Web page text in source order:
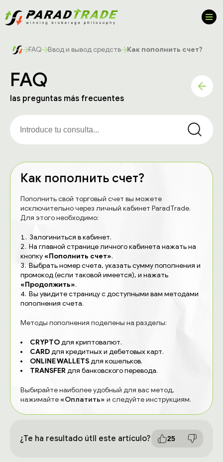
FAQ Ввод и вывод средств Как пополнить счет?
FAQ
las preguntas más frecuentes
Как пополнить счет?
Пополнить свой торговый счет вы можете
исключительно через личный кабинет ParadTrade.
Для этого необходимо:
Залогиниться в кабинет.
На главной странице личного кабинета нажать на
кнопку«Пополнить счет».
Выбрать номер счета, указать сумму пополнения и
промокод (если таковой имеется), и нажать
«Продолжить».
Вы увидите страницу с доступными вам методами
пополнения счета.
Методы пополнения поделены на разделы:
CRYPTOдля криптовалют.
CARDдля кредитных и дебетовых карт.
ONLINE WALLETSдля кошельков.
TRANSFERдля банковского перевода.
Выбирайте наиболее удобный для вас метод,
нажимайте«Оплатить» и следуйте инструкциям.
¿Te ha resultado útil este artículo? 25